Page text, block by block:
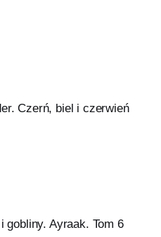
Czerń, biel i czerwień
Ayraak. Tom 6